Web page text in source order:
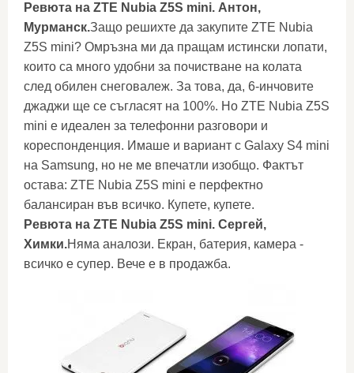
Ревюта на ZTE Nubia Z5S mini. Антон,
Мурманск.Защо решихте да закупите ZTE Nubia
Z5S mini? Омръзна ми да пращам истински лопати,
които са много удобни за почистване на колата
след обилен снеговалеж. За това, да, 6-инчовите
джаджи ще се съгласят на 100%. Но ZTE Nubia Z5S
mini е идеален за телефонни разговори и
кореспонденция. Имаше и вариант с Galaxy S4 mini
на Samsung, но не ме впечатли изобщо. Фактът
остава: ZTE Nubia Z5S mini е перфектно
балансиран във всичко. Купете, купете.
Ревюта на ZTE Nubia Z5S mini. Сергей,
Химки.Няма аналози. Екран, батерия, камера -
всичко е супер. Вече е в продажба.